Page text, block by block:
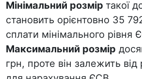
Мінімальний розмір такої
становить орієнтовно 35
сплати мінімального рівня
Максимальний розмір
грн, проте він залежить від